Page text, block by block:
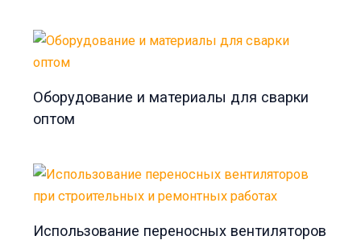
Оборудование и материалы для сварки
оптом
Использование переносных вентиляторов